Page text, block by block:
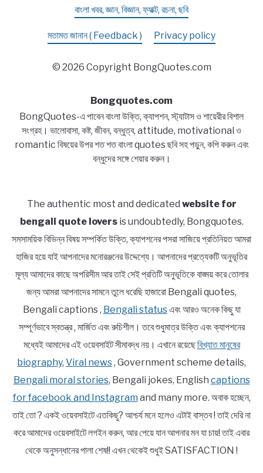
বাংলা খবর, জ্ঞান, বিজ্ঞান, ফ্যাক্ট, রচনা, ছবি
মতামত জানান ( Feedback ) Privacy policy
© 2026 Copyright BongQuotes.com
Bongquotes.com
BongQuotes-এ পাবেন বাংলা উক্তি, ক্যাপশন, স্ট্যাটাস ও শায়েরীর বিশাল
সংগ্রহ। ভালোবাসা, কষ্ট, জীবন, বন্ধুত্ব, attitude, motivational ও
romantic বিষয়ের উপর শত শত বাংলা quotes ছবি সহ পড়ুন, কপি করুন এবং
বন্ধুদের সঙ্গে শেয়ার করুন।
The authentic most and dedicated website for
bengali quote loversis undoubtedly, Bongquotes.
সমসাময়িক বিভিন্ন বিষয় সম্পর্কিত উক্তি, ক্যাপশনের পসরা সাজিয়ে প্রতিনিয়ত আমরা
হাজির হয়ে যাই আপনাদের মনোরঞ্জনের উদ্দেশ্যে। আপনাদের প্রত্যেকটি অনুভূতির
মূল্য আমাদের কাছে অপরিসীম আর তাই সেই প্রতিটি অনুভূতিকে বাঙ্ময় করে তোলার
জন্য আমরা আপনাদের সামনে তুলে ধরেছি হাজারো Bengali quotes,
Bengali captions , Bengali statusএবং আরও অনেক কিছু যা
সম্পূর্ণভাবে স্বতন্ত্র , মার্জিত এবং রুচিশীল। তবে শুধুমাত্র উক্তি এবং ক্যাপশনের
মধ্যেই আমাদের এই ওয়েবসাইট সীমাবদ্ধ নয়। এখানে রয়েছেবিখ্যাত মানুষের
biography, Viral news, Government scheme details,
Bengali moral stories, Bengali jokes, English captions
for facebook and Instagram and many more. অবাক হচ্ছেন,
তাই তো ? একই ওয়েবসাইটে এতকিছু? আশ্চর্য মনে হলেও এটাই বাস্তব ! তাই দেরি না
করে আমাদের ওয়েবসাইটে লগইন করুন, আর পেয়ে যান আপনার মন যা চায়! তাই এবার
থেকে অনুসন্ধানের পালা শেষ!! এখন থেকেই শুধুই SATISFACTION !